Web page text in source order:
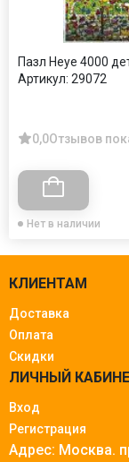
Пазл Heye 4000
Артикул: 29072
0,0Отзывов
Нет в наличии
КЛИЕНТАМ
Доставка
Оплата
Скидки
ЛИЧНЫЙ
Вход
Регистрация
Адрес: Москва.